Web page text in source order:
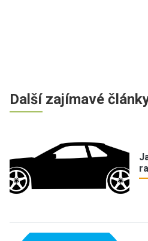
Další zajímavé